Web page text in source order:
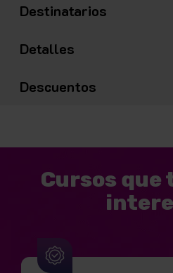
Destinatarios
Detalles
Descuentos
Cursos que